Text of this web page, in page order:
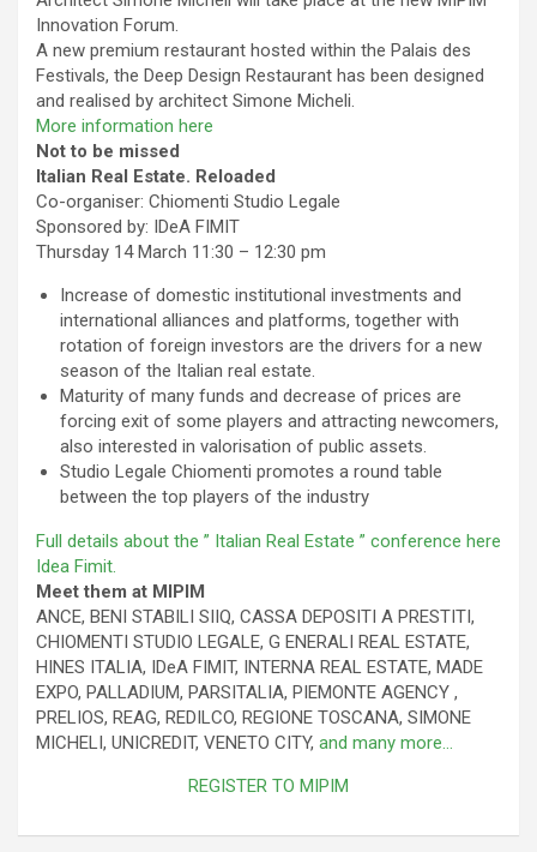
Innovation Forum.
A new premium restaurant hosted within the Palais des
Festivals, the Deep Design Restaurant has been designed
and realised by architect Simone Micheli.
More information here
Not to be missed
Italian Real Estate. Reloaded
Co-organiser: Chiomenti Studio Legale
Sponsored by: IDeA FIMIT
Thursday 14 March 11:30 – 12:30 pm
Increase of domestic institutional investments and
international alliances and platforms, together with
rotation of foreign investors are the drivers for a new
season of the Italian real estate.
Maturity of many funds and decrease of prices are
forcing exit of some players and attracting newcomers,
also interested in valorisation of public assets.
Studio Legale Chiomenti promotes a round table
between the top players of the industry
Full details about the ” Italian Real Estate ” conference here
Idea Fimit.
Meet them at MIPIM
ANCE, BENI STABILI SIIQ, CASSA DEPOSITI A PRESTITI,
CHIOMENTI STUDIO LEGALE, G ENERALI REAL ESTATE,
HINES ITALIA, IDeA FIMIT, INTERNA REAL ESTATE, MADE
EXPO, PALLADIUM, PARSITALIA, PIEMONTE AGENCY ,
PRELIOS, REAG, REDILCO, REGIONE TOSCANA, SIMONE
MICHELI, UNICREDIT, VENETO CITY, and many more…
REGISTER TO MIPIM